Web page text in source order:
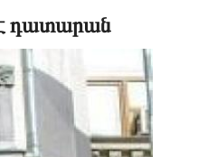
է դատարան